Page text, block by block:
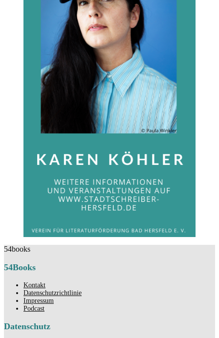
54books
54Books
Kontakt
Datenschutzrichtlinie
Impressum
Podcast
Datenschutz